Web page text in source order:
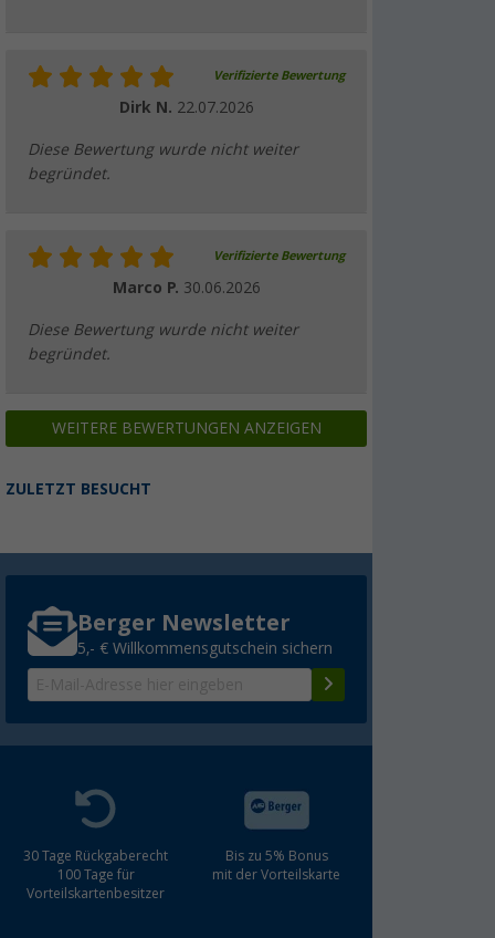
Verifizierte Bewertung
Dirk N. 22.07.2026
Diese Bewertung wurde nicht weiter
begründet.
Verifizierte Bewertung
Marco P. 30.06.2026
Diese Bewertung wurde nicht weiter
begründet.
WEITERE BEWERTUNGEN ANZEIGEN
ZULETZT BESUCHT
Berger Newsletter
5,- € Willkommensgutschein sichern
30 Tage Rückgaberecht
100 Tage für
Vorteilskartenbesitzer
Bis zu 5% Bonus
mit der Vorteilskarte